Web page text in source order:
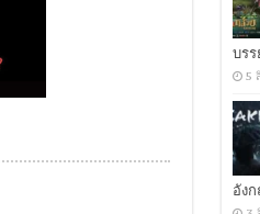
บร
5
อัง